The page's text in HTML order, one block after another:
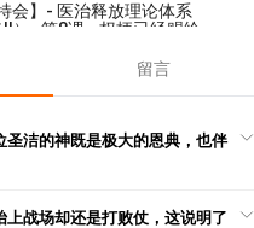
特会】- 医治释放理论体系
II）- 第8课 - 权柄已经赐给了
上祷告】- 成为祝福！
2019-02-24
留言
圣洁的神既是极大的恩典，也伴
上战场却还是打败仗，这说明了